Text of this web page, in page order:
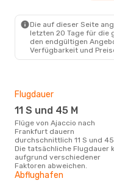
Die auf dieser Seite
letzten 20 Tage für die
den endgültigen
Verfügbarkeit und
Flugdauer
11 S und 45 M
Flüge von Ajaccio nach
Frankfurt dauern
durchschnittlich 11 S und 45
Die tatsächliche Flugdauer
aufgrund verschiedener
Faktoren abweichen.
Abflughafen